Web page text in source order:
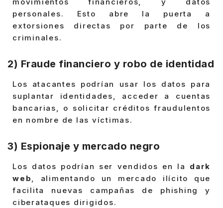
movimientos financieros, y datos
personales. Esto abre la puerta a
extorsiones directas por parte de los
criminales.
2) Fraude financiero y robo de identidad
Los atacantes podrían usar los datos para
suplantar identidades, acceder a cuentas
bancarias, o solicitar créditos fraudulentos
en nombre de las víctimas.
3) Espionaje y mercado negro
Los datos podrían ser vendidos en la dark
web, alimentando un mercado ilícito que
facilita nuevas campañas de phishing y
ciberataques dirigidos.